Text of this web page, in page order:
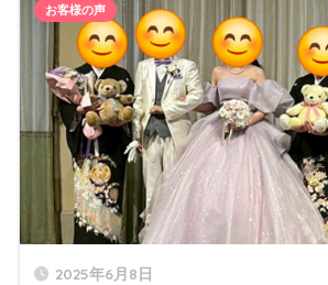
2025年6月8日
お客様の声